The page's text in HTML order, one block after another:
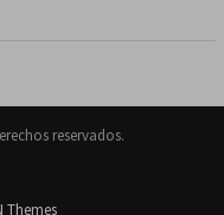
reservados.
Themes